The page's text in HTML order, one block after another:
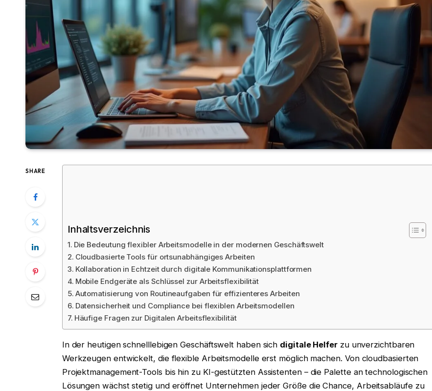
SHARE
Inhaltsverzeichnis
Die Bedeutung flexibler Arbeitsmodelle in der modernen Geschäftswelt
Cloudbasierte Tools für ortsunabhängiges Arbeiten
Kollaboration in Echtzeit durch digitale Kommunikationsplattformen
Mobile Endgeräte als Schlüssel zur Arbeitsflexibilität
Automatisierung von Routineaufgaben für effizienteres Arbeiten
Datensicherheit und Compliance bei flexiblen Arbeitsmodellen
Häufige Fragen zur Digitalen Arbeitsflexibilität
In der heutigen schnelllebigen Geschäftswelt haben sich digitale Helferzu unverzichtbaren
Werkzeugen entwickelt, die flexible Arbeitsmodelle erst möglich machen. Von cloudbasierten
Projektmanagement-Tools bis hin zu KI-gestützten Assistenten – die Palette an technologischen
Lösungen wächst stetig und eröffnet Unternehmen jeder Größe die Chance, Arbeitsabläufe zu